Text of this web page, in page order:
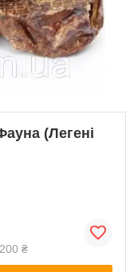
(Легені
₴